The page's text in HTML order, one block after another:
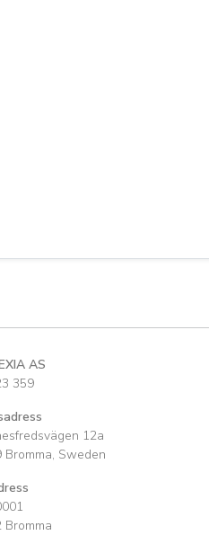
AS
359
12a
Bromma, Sweden
Bromma